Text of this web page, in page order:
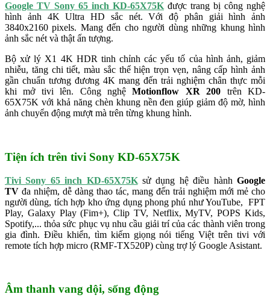
Google TV Sony 65 inch KD-65X75K được trang bị công nghệ
hình ảnh 4K Ultra HD sắc nét. Với độ phân giải hình ảnh
3840x2160 pixels. Mang đến cho người dùng những khung hình
ảnh sắc nét và thật ấn tượng.
Bộ xử lý X1 4K HDR tinh chỉnh các yếu tố của hình ảnh, giảm
nhiễu, tăng chi tiết, màu sắc thể hiện trọn vẹn, nâng cấp hình ảnh
gần chuẩn tương đương 4K mang đến trải nghiệm chân thực mỗi
khi mở tivi lên. Công nghệMotionflow XR 200 trên KD-
65X75K với khả năng chèn khung nền đen giúp giảm độ mờ, hình
ảnh chuyển động mượt mà trên từng khung hình.
Tiện ích trên tivi Sony KD-65X75K
Tivi Sony 65 inch KD-65X75Ksử dụng hệ điều hànhGoogle
TV đa nhiệm, dễ dàng thao tác, mang đến trải nghiệm mới mẻ cho
người dùng, tích hợp kho ứng dụng phong phú như YouTube, FPT
Play, Galaxy Play (Fim+), Clip TV, Netflix, MyTV, POPS Kids,
Spotify,... thỏa sức phục vụ nhu cầu giải trí của các thành viên trong
gia đình. Điều khiển, tìm kiếm giọng nói tiếng Việt trên tivi với
remote tích hợp micro (RMF-TX520P) cùng trợ lý Google Asistant.
Âm thanh vang dội, sống động